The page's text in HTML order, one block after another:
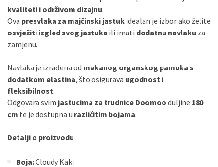
kvaliteti i održivom dizajnu.
Ova presvlaka za majčinski jastuk idealan je izbor ako želite
osvježiti izgled svog jastuka ili imati dodatnu navlaku za
zamjenu.
Navlaka je izrađena od mekanog organskog pamuka s
dodatkom elastina, što osigurava ugodnost i
fleksibilnost.
Odgovara svim jastucima za trudnice Doomoo duljine 180
cm te je dostupna u različitim bojama.
Detalji o proizvodu
Boja:Cloudy Kaki